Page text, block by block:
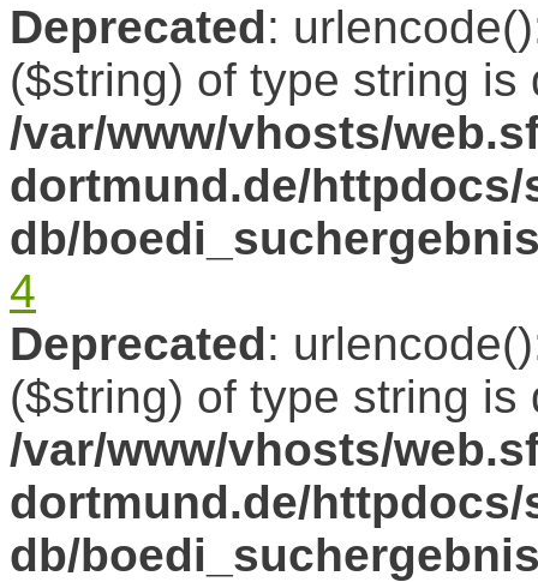
Deprecated:
($string) of type string is
/var/www/vhosts/
dortmund.de/httpdocs/
db/
4
Deprecated:
($string) of type string is
/var/www/vhosts/
dortmund.de/httpdocs/
db/